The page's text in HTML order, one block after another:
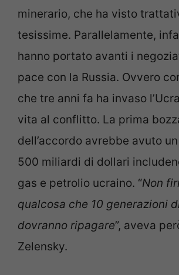
minerario, che ha visto
tesissime. Parallelamente,
hanno portato avanti i
pace con la Russia. Ovvero
che tre anni fa ha invaso
vita al conflitto. La prima
dell’accordo avrebbe avuto
500 miliardi di dollari
gas e petrolio ucraino. “Non
qualcosa che 10 generazioni
dovranno ripagare”, aveva
Zelensky.